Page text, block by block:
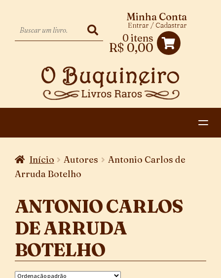
0 itens
R$ 0,00
Minha Conta
Entrar / Cadastrar
CONTATO
Início Autores
Antonio Carlos de
Arruda Botelho
ANTONIO CARLOS
DE ARRUDA
BOTELHO